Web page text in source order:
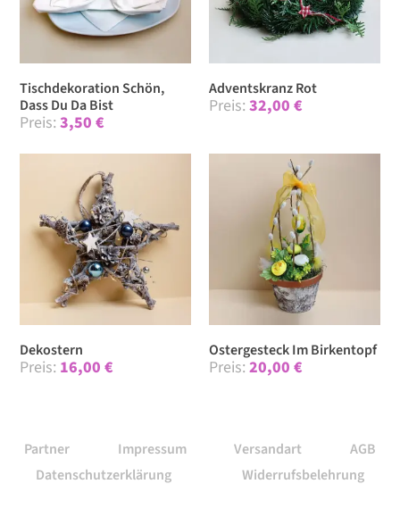
Tischdekoration Schön,
Dass Du Da Bist
3,50€
Adventskranz Rot
32,00 €
Dekostern
16,00€
Ostergesteck Im Birkentopf
20,00 €
Partner Impressum Versandart
AGB
Datenschutzerklärung
Widerrufsbelehrung